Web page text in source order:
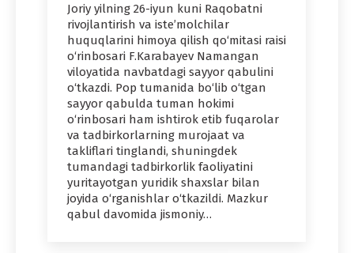
Joriy yilning 26-iyun kuni Raqobatni
rivojlantirish va iste’molchilar
huquqlarini himoya qilish qo‘mitasi raisi
o‘rinbosari F.Karabayev Namangan
viloyatida navbatdagi sayyor qabulini
o‘tkazdi. Pop tumanida bo‘lib o‘tgan
sayyor qabulda tuman hokimi
o‘rinbosari ham ishtirok etib fuqarolar
va tadbirkorlarning murojaat va
takliflari tinglandi, shuningdek
tumandagi tadbirkorlik faoliyatini
yuritayotgan yuridik shaxslar bilan
joyida o‘rganishlar o‘tkazildi. Mazkur
qabul davomida jismoniy…